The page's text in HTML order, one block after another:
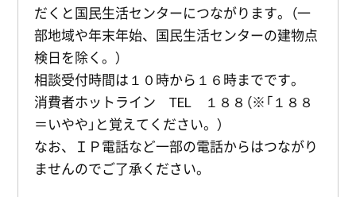
だくと国民生活センターにつながります。（一
部地域や年末年始、国民生活センターの建物点
検日を除く。）
相談受付時間は１０時から１６時までです。
消費者ホットライン TEL １８８（※「１８８
＝いやや」と覚えてください。）
なお、ＩＰ電話など一部の電話からはつながり
ませんのでご了承ください。